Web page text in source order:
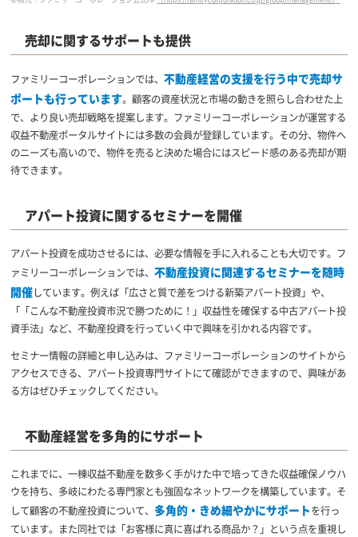
売却に関するサポートも提供
ファミリーコーポレーションでは、不動産経営の支援を行う中で売却サ
ポートも行っています。顧客の資産状況と市場の動きを照らし合わせた上
で、より良い売却戦略を提案します。ファミリーコーポレーションが運営する
収益不動産ポータルサイトには多数の会員が登録しています。その分、物件へ
のニーズも高いので、物件を売ると決めた場合にはスピード感のある売却が期
待できます。
アパート投資に関するセミナーを開催
アパート投資を成功させるには、必要な情報を手に入れることも大切です。フ
ァミリーコーポレーションでは、不動産投資に関連するセミナーを随時
開催しています。例えば「広さと質で差をつける新築アパート投資」や、
「「こんな不動産投資市況で勝つために！」収益性を確保する中古アパート投
資手法」など、不動産投資を行っていく中で興味を引かれる内容です。
セミナー情報の詳細と申し込みは、ファミリーコーポレーションのサイトから
アクセスできる、アパート投資専門サイトにて確認ができますので、興味があ
る方はぜひチェックしてください。
不動産経営を多角的にサポート
これまでに、一棟収益不動産を数多く手がけた中で培ってきた収益確保ノウハ
ウを持ち、多岐にわたる専門家とも強固なネットワークを構築しています。そ
して顧客の不動産投資について、多角的・きめ細やかにサポートを行っ
ています。また同社では「お客様に真に喜ばれる商品か？」という点を重視し